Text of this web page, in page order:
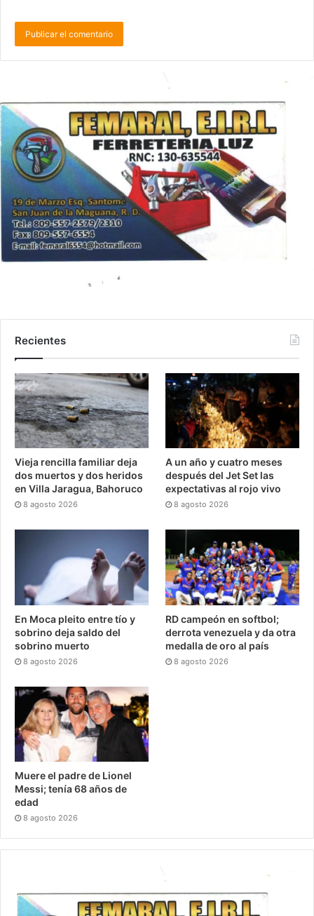
Recientes
Vieja rencilla familiar deja
dos muertos y dos heridos
en Villa Jaragua, Bahoruco
8 agosto 2026
A un año y cuatro meses
después del Jet Set las
expectativas al rojo vivo
8 agosto 2026
En Moca pleito entre tío y
sobrino deja saldo del
sobrino muerto
8 agosto 2026
RD campeón en softbol;
derrota venezuela y da otra
medalla de oro al país
8 agosto 2026
Muere el padre de Lionel
Messi; tenía 68 años de
edad
8 agosto 2026